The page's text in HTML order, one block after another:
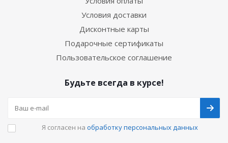
Условия доставки
Дисконтные карты
Подарочные сертификаты
Пользовательское соглашение
Будьте всегда в курсе!
Я согласен на обработку персональных данных